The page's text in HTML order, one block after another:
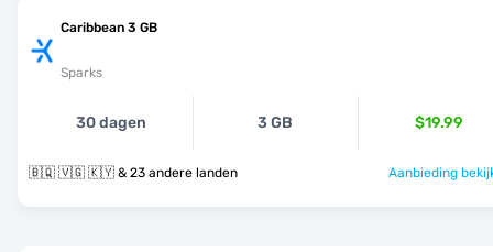
Caribbean 3 GB
Sparks
30 dagen 3 GB $19.99
🇧🇶 🇻🇬 🇰🇾 & 23 andere landen Aanbieding